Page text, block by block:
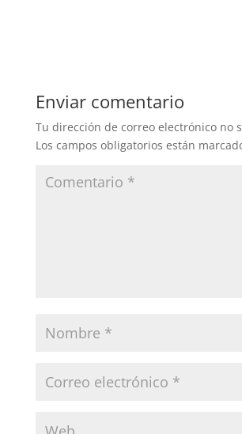
Enviar comentario
Tu dirección de correo electrónico no
Los campos obligatorios están